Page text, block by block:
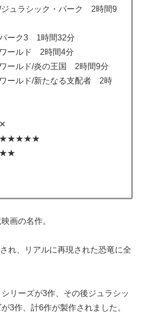
ュラシック・パーク 2時間9
ーク3 1時間32分
ールド 2時間4分
ールド/炎の王国 2時間9分
ールド/新たなる支配者 2時
★★★★★
画の名作。
れ、リアルに再現された恐竜に全
リーズが3作、その後ジュラシッ
3作、計6作が製作されました。